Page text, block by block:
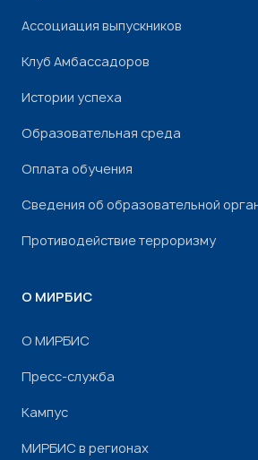
Ассоциация выпускников
Клуб Амбассадоров
Истории успеха
Образовательная среда
Оплата обучения
Сведения об образовательной
Противодействие терроризму
О МИРБИС
О МИРБИС
Пресс-служба
Кампус
МИРБИС в регионах